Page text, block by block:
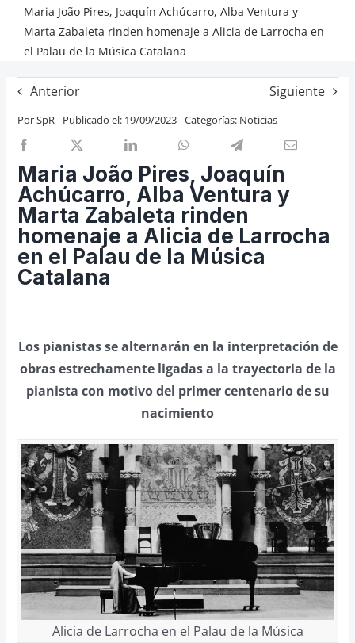
Artículos
Entrevistas
Recomendación
Cosas de Beckmesser
Nosotros y privacidad
Buscar:
Maria João Pires, Joaquín Achúcarro, Alba Ventura y
Marta Zabaleta rinden homenaje a Alicia de Larrocha en
el Palau de la Música Catalana
Anterior Siguiente
PorSpR Publicado el: 19/09/2023 Categorías: Noticias
Maria João Pires, Joaquín
Achúcarro, Alba Ventura y
Marta Zabaleta rinden
homenaje a Alicia de Larrocha
en el Palau de la Música
Catalana
Los pianistas se alternarán en la interpretación de
obras estrechamente ligadas a la trayectoria de la
pianista con motivo del primer centenario de su
nacimiento
Alicia de Larrocha en el Palau de la Música